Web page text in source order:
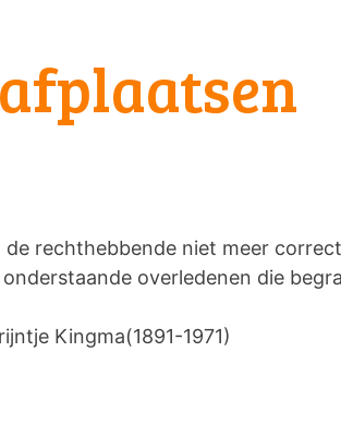
rechthebbende niet meer
overledenen die
Kingma(1891-1971)